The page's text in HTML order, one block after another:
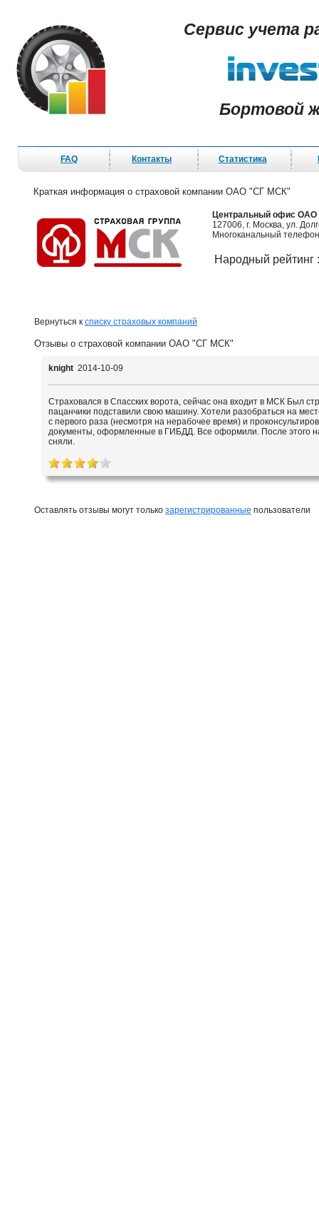
Сервис учета
Бортовой
FAQ Контакты Статистика
Краткая информация о страховой компании ОАО "СГ МСК"
Центральный офис ОАО
127006, г. Москва, ул.
Многоканальный
Народный рейтинг :
Вернуться к списку страховых компаний
Отзывы о страховой компании ОАО "СГ МСК"
knight 2014-10-09
Страховался в Спасских ворота, сейчас она входит в МСК Был
пацанчики подставили свою машину. Хотели разобраться на
с первого раза (несмотря на нерабочее время) и
документы, оформленные в ГИБДД. Все оформили. После этого
сняли.
Оставлять отзывы могут только зарегистрированные пользователи